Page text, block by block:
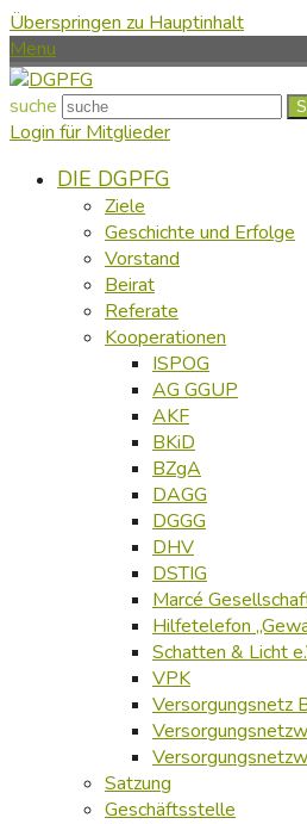
Überspringen zu Hauptinhalt
Menu
suche
Login für Mitglieder
DIE DGPFG
Ziele
Geschichte und Erfolge
Vorstand
Beirat
Referate
Kooperationen
ISPOG
AG GGUP
AKF
BKiD
BZgA
DAGG
DGGG
DHV
DSTIG
Marcé
Hilfetelefon
Schatten & Licht
VPK
Versorgungsnetz
Satzung
Geschäftsstelle